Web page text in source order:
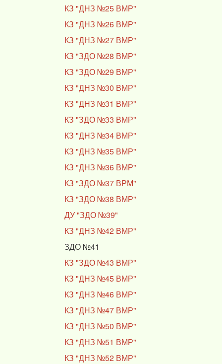
КЗ "ДНЗ №25 ВМР"
КЗ "ДНЗ №26 ВМР"
КЗ "ДНЗ №27 ВМР"
КЗ "ЗДО №28 ВМР"
КЗ "ЗДО №29 ВМР"
КЗ "ДНЗ №30 ВМР"
КЗ "ДНЗ №31 ВМР"
КЗ "ЗДО №33 ВМР"
КЗ "ДНЗ №34 ВМР"
КЗ "ДНЗ №35 ВМР"
КЗ "ДНЗ №36 ВМР"
КЗ "ЗДО №37 ВРМ"
КЗ "ЗДО №38 ВМР"
ДУ "ЗДО №39"
КЗ "ДНЗ №42 ВМР"
ЗДО №41
КЗ "ЗДО №43 ВМР"
КЗ "ДНЗ №45 ВМР"
КЗ "ДНЗ №46 ВМР"
КЗ "ДНЗ №47 ВМР"
КЗ "ДНЗ №50 ВМР"
КЗ "ДНЗ №51 ВМР"
КЗ "ДНЗ №52 ВМР"